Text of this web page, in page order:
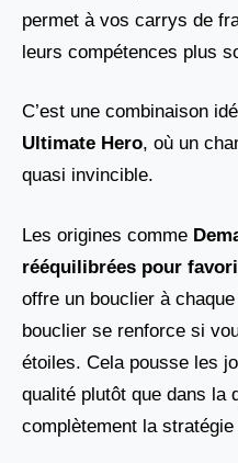
permet à vos carrys de
leurs compétences plus
C’est une combinaison
Ultimate Hero, où un
quasi invincible.
Les origines comme
rééquilibrées pour
offre un bouclier à
bouclier se renforce si
étoiles. Cela pousse les
qualité plutôt que dans la
complètement la